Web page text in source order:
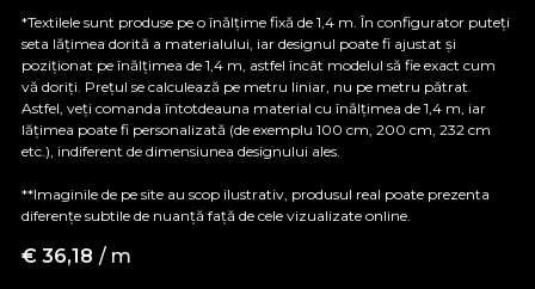
*Textilele sunt produse pe o înălțime fixă de 1,4 m. În configurator puteți
seta lățimea dorită a materialului, iar designul poate fi ajustat și
poziționat pe înălțimea de 1,4 m, astfel încât modelul să fie exact cum
vă doriți. Prețul se calculează pe metru liniar, nu pe metru pătrat.
Astfel, veți comanda întotdeauna material cu înălțimea de 1,4 m, iar
lățimea poate fi personalizată (de exemplu 100 cm, 200 cm, 232 cm
etc.), indiferent de dimensiunea designului ales.
**Imaginile de pe site au scop ilustrativ, produsul real poate prezenta
diferențe subtile de nuanță față de cele vizualizate online.
€ 36,18 / m